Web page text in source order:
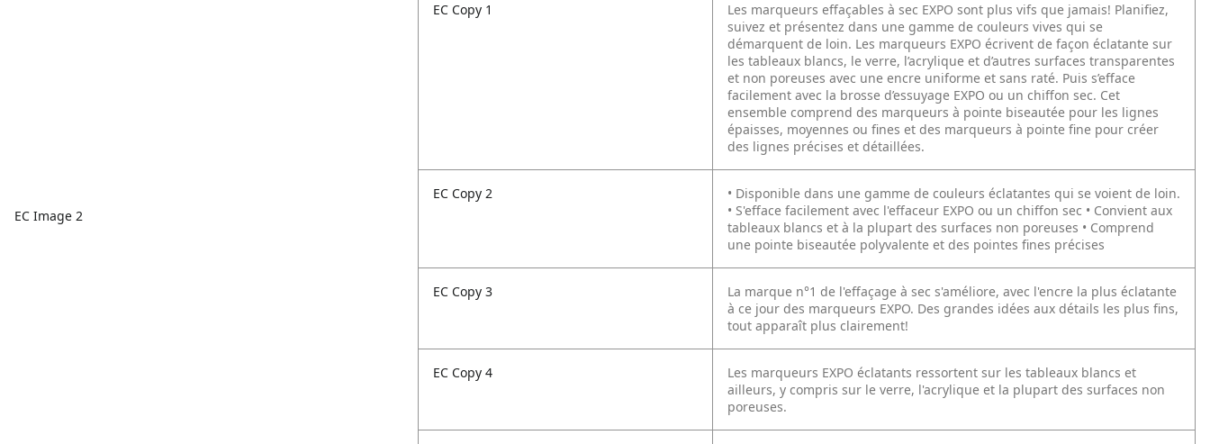
EC Image 2
EC Copy 1
Les marqueurs effaçables à sec EXPO sont plus vifs que jamais! Planifiez,
suivez et présentez dans une gamme de couleurs vives qui se
démarquent de loin. Les marqueurs EXPO écrivent de façon éclatante sur
les tableaux blancs, le verre, l’acrylique et d’autres surfaces transparentes
et non poreuses avec une encre uniforme et sans raté. Puis s’efface
facilement avec la brosse d’essuyage EXPO ou un chiffon sec. Cet
ensemble comprend des marqueurs à pointe biseautée pour les lignes
épaisses, moyennes ou fines et des marqueurs à pointe fine pour créer
des lignes précises et détaillées.
EC Copy 2
• Disponible dans une gamme de couleurs éclatantes qui se voient de loin.
• S'efface facilement avec l'effaceur EXPO ou un chiffon sec • Convient aux
tableaux blancs et à la plupart des surfaces non poreuses • Comprend
une pointe biseautée polyvalente et des pointes fines précises
EC Copy 3
La marque n°1 de l'effaçage à sec s'améliore, avec l'encre la plus éclatante
à ce jour des marqueurs EXPO. Des grandes idées aux détails les plus fins,
tout apparaît plus clairement!
EC Copy 4
Les marqueurs EXPO éclatants ressortent sur les tableaux blancs et
ailleurs, y compris sur le verre, l'acrylique et la plupart des surfaces non
poreuses.